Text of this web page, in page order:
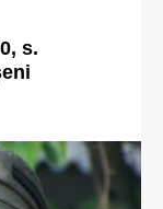
s.